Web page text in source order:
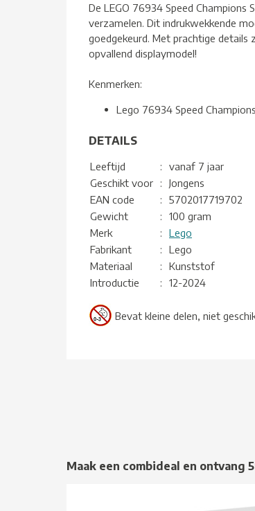
De LEGO 76934 Speed
verzamelen. Dit indrukwekkende
goedgekeurd. Met prachtige details
opvallend displaymodel!
Kenmerken:
Lego 76934 Speed
DETAILS
Leeftijd :
vanaf 7 jaar
Geschikt voor
:
Jongens
EAN code
:
5702017719702
Gewicht
:
100 gram
Merk
:
Lego
Fabrikant
:
Lego
Materiaal
:
Kunststof
Introductie
: 12-2024
Bevat kleine delen, niet
Maak een combideal en ontvang